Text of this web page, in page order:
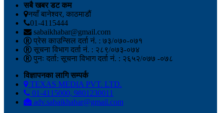
सबै खबर डट कम
नयाँ बानेश्वर, काठमाडौं
01-4115444
sabaikhabar@gmail.com
प्रेस काउन्सिल दर्ता नं. : ७३/०७०-०७१
सूचना विभाग दर्ता नं. : २८९/०७३-०७४
पुनः दर्ता: सूचना विभाग दर्ता नं. : २६५२/०७७ -०७८
विज्ञापनका लागि सम्पर्क
TEXAS MEDIA PVT. LTD.
01-4115000, 9801230011
adv.sabaikhabar@gmail.com